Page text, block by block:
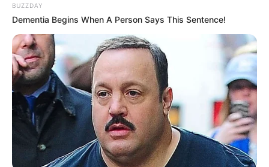
BUZZDAY
Dementia Begins When A Person Says This Sentence!